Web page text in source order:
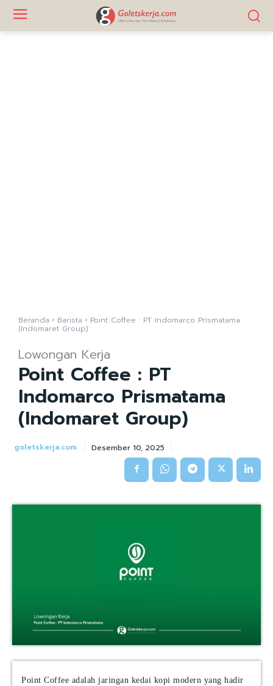
Beranda Barista Point Coffee : PT Indomarco Prismatama
(Indomaret Group)
Lowongan Kerja
Point Coffee : PT
Indomarco Prismatama
(Indomaret Group)
goletskerja.com Desember 10, 2025
Point Coffee adalah jaringan kedai kopi modern yang hadir